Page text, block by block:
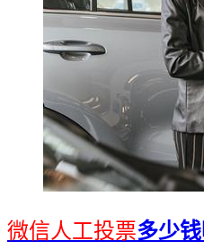
微信人工投票多少